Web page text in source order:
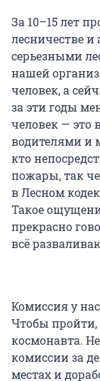
За 10–15 лет
лесничестве
серьезными
нашей
человек, а
за эти годы
человек — это
водителями и
кто
пожары, так
в Лесном
Такое
прекрасно
всё
Комиссия у
Чтобы пройти,
космонавта.
комиссии за
местах и